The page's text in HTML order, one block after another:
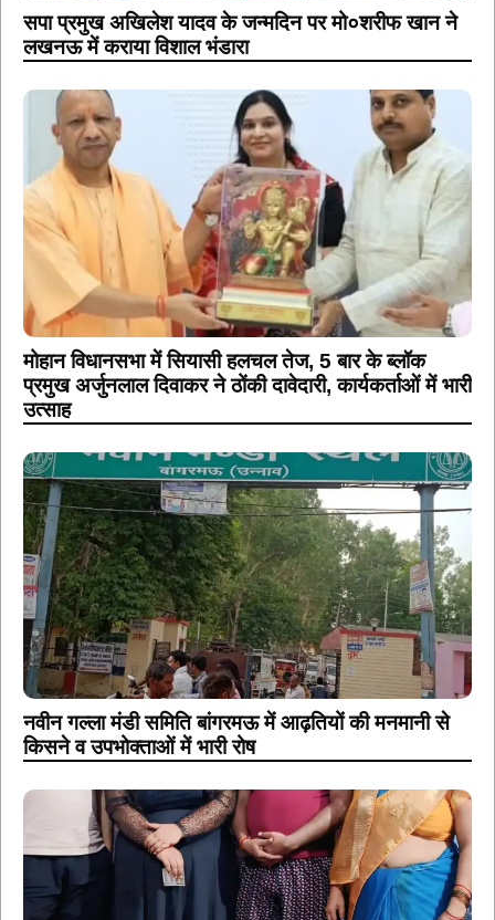
सपा प्रमुख अखिलेश यादव के जन्मदिन पर मो०शरीफ खान ने
लखनऊ में कराया विशाल भंडारा
मोहान विधानसभा में सियासी हलचल तेज, 5 बार के ब्लॉक
प्रमुख अर्जुनलाल दिवाकर ने ठोंकी दावेदारी, कार्यकर्ताओं में भारी
उत्साह
नवीन गल्ला मंडी समिति बांगरमऊ में आढ़तियों की मनमानी से
किसने व उपभोक्ताओं में भारी रोष